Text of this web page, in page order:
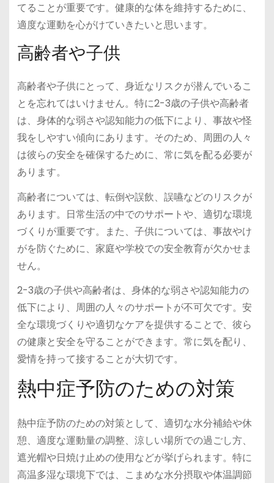
てることが重要です。健康的な体を維持するために、
適度な運動を心がけていきたいと思います。
高齢者や子供
高齢者や子供にとって、身近なリスクが潜んでいるこ
とを忘れてはいけません。特に2-3歳の子供や高齢者
は、身体的な弱さや認知能力の低下により、事故や怪
我をしやすい傾向にあります。そのため、周囲の人々
は彼らの安全を確保するために、常に気を配る必要が
あります。
高齢者については、転倒や誤飲、誤嚥などのリスクが
あります。日常生活の中でのサポートや、適切な環境
づくりが重要です。また、子供については、事故やけ
がを防ぐために、家庭や学校での安全教育が欠かせま
せん。
2-3歳の子供や高齢者は、身体的な弱さや認知能力の
低下により、周囲の人々のサポートが不可欠です。安
全な環境づくりや適切なケアを提供することで、彼ら
の健康と安全を守ることができます。常に気を配り、
愛情を持って接することが大切です。
熱中症予防のための対策
熱中症予防のための対策として、適切な水分補給や休
憩、適度な運動量の調整、涼しい場所での過ごし方、
遮光帽や日焼け止めの使用などが挙げられます。特に
高温多湿な環境下では、こまめな水分摂取や体温調節